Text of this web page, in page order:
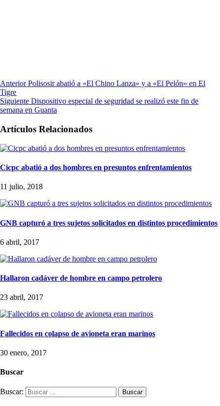
Anterior Polisosir abatió a «El Chino Lanza» y a «El Pelón» en El
Tigre
Siguiente Dispositivo especial de seguridad se realizó este fin de
semana en Guanta
Artículos Relacionados
Cicpc abatió a dos hombres en presuntos enfrentamientos
11 julio, 2018
GNB capturó a tres sujetos solicitados en distintos procedimientos
6 abril, 2017
Hallaron cadáver de hombre en campo petrolero
23 abril, 2017
Fallecidos en colapso de avioneta eran marinos
30 enero, 2017
Buscar
Buscar: